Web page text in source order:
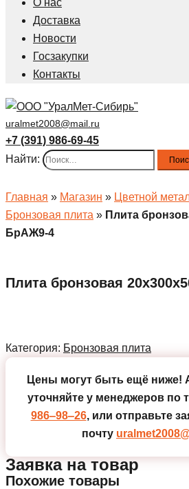
О нас
Доставка
Новости
Госзакупки
Контакты
uralmet2008@mail.ru
+7 (391) 986-69-45
Найти:
Главная » Магазин » Цветной
Бронзовая плита » Плита
БрАЖ9-4
Плита бронзовая
Категория: Бронзовая плита
Цены могут быть ещё ниже!
уточняйте у менеджеров по
986‒98‒26, или отправьте
почту
Заявка на товар
Похожие товары